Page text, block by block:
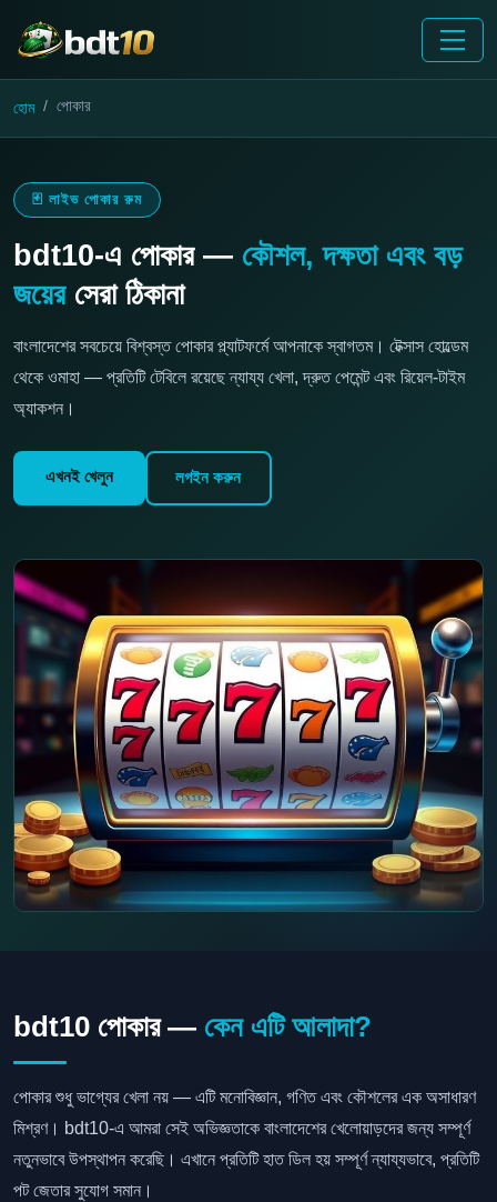
হোম পোকার
🃏 লাইভ পোকার রুম
bdt10-এ পোকার — কৌশল, দক্ষতা এবং বড়
জয়েরসেরা ঠিকানা
বাংলাদেশের সবচেয়ে বিশ্বস্ত পোকার প্ল্যাটফর্মে আপনাকে স্বাগতম। টেক্সাস হোল্ডেম
থেকে ওমাহা — প্রতিটি টেবিলে রয়েছে ন্যায্য খেলা, দ্রুত পেমেন্ট এবং রিয়েল-টাইম
অ্যাকশন।
এখনই খেলুন লগইন করুন
bdt10 পোকার — কেন এটি আলাদা?
পোকার শুধু ভাগ্যের খেলা নয় — এটি মনোবিজ্ঞান, গণিত এবং কৌশলের এক অসাধারণ
মিশ্রণ। bdt10-এ আমরা সেই অভিজ্ঞতাকে বাংলাদেশের খেলোয়াড়দের জন্য সম্পূর্ণ
নতুনভাবে উপস্থাপন করেছি। এখানে প্রতিটি হাত ডিল হয় সম্পূর্ণ ন্যায্যভাবে, প্রতিটি
পট জেতার সুযোগ সমান।